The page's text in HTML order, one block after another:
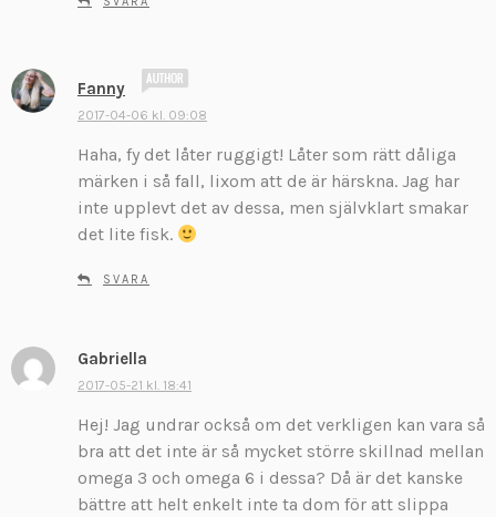
Fanny
i
v
e
r
2017-04-06 kl. 09:08
Haha, fy det låter ruggigt! Låter som rätt dåliga
märken i så fall, lixom att de är härskna. Jag har
inte upplevt det av dessa, men självklart smakar
det lite fisk.
SVARA
Gabriella
k
i
v
e
r
2017-05-21 kl. 18:41
Hej! Jag undrar också om det verkligen kan vara så
bra att det inte är så mycket större skillnad mellan
omega 3 och omega 6 i dessa? Då är det kanske
bättre att helt enkelt inte ta dom för att slippa